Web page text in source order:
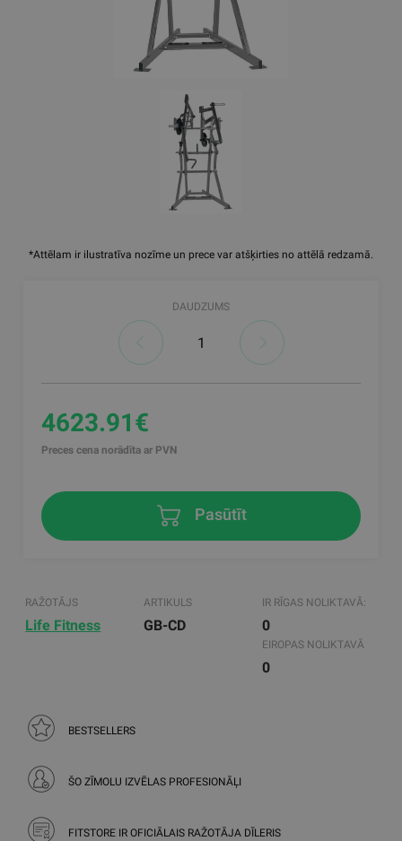
*Attēlam ir ilustratīva nozīme un prece var atšķirties no attēlā redzamā.
DAUDZUMS
4623.91€
Preces cena norādīta ar PVN
Pasūtīt
RAŽOTĀJS
Life Fitness
ARTIKULS
GB-CD
IR RĪGAS NOLIKTAVĀ:
0
EIROPAS NOLIKTAVĀ
0
BESTSELLERS
ŠO ZĪMOLU IZVĒLAS PROFESIONĀĻI
FITSTORE IR OFICIĀLAIS RAŽOTĀJA DĪLERIS